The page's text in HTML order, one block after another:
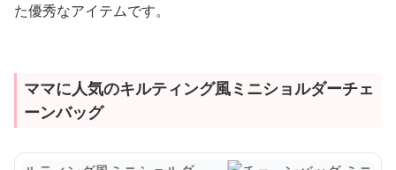
た優秀なアイテムです。
ママに人気のキルティング風ミニショルダーチェ
ーンバッグ